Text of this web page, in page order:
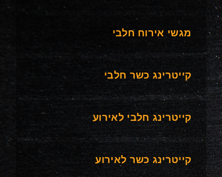
מגשי אירוח חלבי
קייטרינג כשר חלבי
קייטרינג חלבי לאירוע
קייטרינג כשר לאירוע